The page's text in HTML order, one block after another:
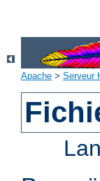
Apache > Serveur